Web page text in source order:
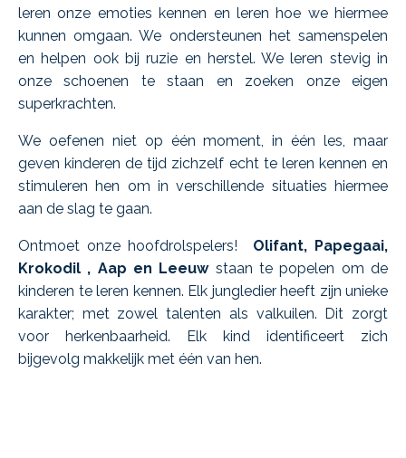
leren onze emoties kennen en leren hoe we hiermee
kunnen omgaan. We ondersteunen het samenspelen
en helpen ook bij ruzie en herstel. We leren stevig in
onze schoenen te staan en zoeken onze eigen
superkrachten.
We oefenen niet op één moment, in één les, maar
geven kinderen de tijd zichzelf echt te leren kennen en
stimuleren hen om in verschillende situaties hiermee
aan de slag te gaan.
Ontmoet onze hoofdrolspelers!
Olifant, Papegaai,
Krokodil , Aap en Leeuw staan te popelen om de
kinderen te leren kennen. Elk jungledier heeft zijn unieke
karakter; met zowel talenten als valkuilen. Dit zorgt
voor herkenbaarheid. Elk kind identificeert zich
bijgevolg makkelijk met één van hen.